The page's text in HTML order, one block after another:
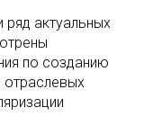
ряд актуальных
по созданию
отраслевых